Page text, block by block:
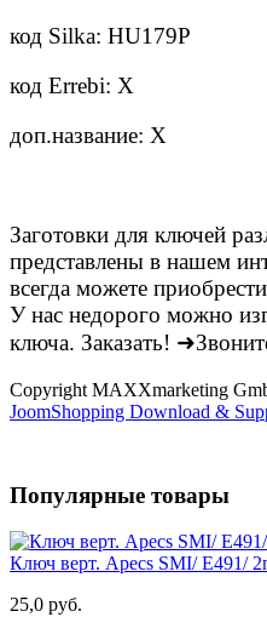
код Silka: HU179P
код Errebi: X
доп.название: X
Заготовки для ключей
представлены в нашем
всегда можете
У нас недорого можно
ключа. Заказать!
Copyright MAXXmarketing
JoomShopping Download &
Популярные товары
Ключ верт. Apecs SMI/ E491/
25,0 руб.